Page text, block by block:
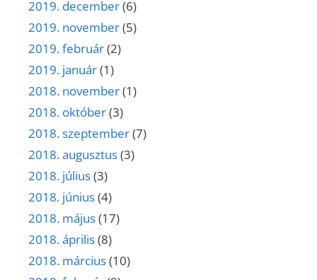
2019. december(6)
2019. november(5)
2019. február(2)
2019. január(1)
2018. november(1)
2018. október(3)
2018. szeptember(7)
2018. augusztus(3)
2018. július(3)
2018. június(4)
2018. május(17)
2018. április(8)
2018. március(10)